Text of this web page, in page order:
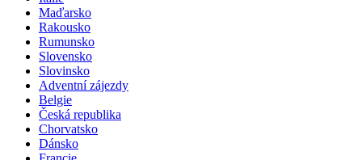
Itálie
Maďarsko
Rakousko
Rumunsko
Slovensko
Slovinsko
Adventní zájezdy
Belgie
Česká republika
Chorvatsko